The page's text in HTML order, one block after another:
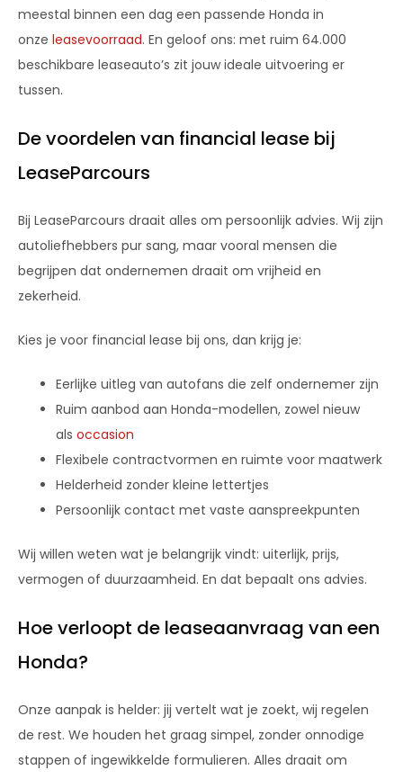
meestal binnen een dag een passende Honda in
onze leasevoorraad. En geloof ons: met ruim 64.000
beschikbare leaseauto’s zit jouw ideale uitvoering er
tussen.
De voordelen van financial lease bij
LeaseParcours
Bij LeaseParcours draait alles om persoonlijk advies. Wij zijn
autoliefhebbers pur sang, maar vooral mensen die
begrijpen dat ondernemen draait om vrijheid en
zekerheid.
Kies je voor financial lease bij ons, dan krijg je:
Eerlijke uitleg van autofans die zelf ondernemer zijn
Ruim aanbod aan Honda-modellen, zowel nieuw
als occasion
Flexibele contractvormen en ruimte voor maatwerk
Helderheid zonder kleine lettertjes
Persoonlijk contact met vaste aanspreekpunten
Wij willen weten wat je belangrijk vindt: uiterlijk, prijs,
vermogen of duurzaamheid. En dat bepaalt ons advies.
Hoe verloopt de leaseaanvraag van een
Honda?
Onze aanpak is helder: jij vertelt wat je zoekt, wij regelen
de rest. We houden het graag simpel, zonder onnodige
stappen of ingewikkelde formulieren. Alles draait om